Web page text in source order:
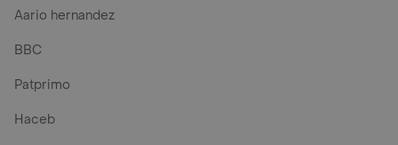
Aario hernandez
BBC
Patprimo
Haceb